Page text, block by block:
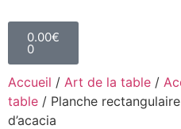
0.00€
0
Accueil / Art de la table /
table / Planche
d’acacia